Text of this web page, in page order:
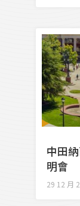
中田
明會
29 12 月